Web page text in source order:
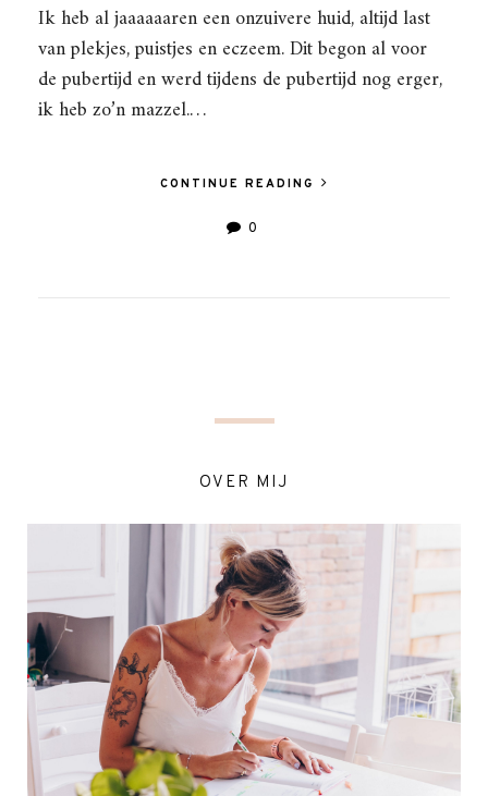
Ik heb al jaaaaaaren een onzuivere huid, altijd last
van plekjes, puistjes en eczeem. Dit begon al voor
de pubertijd en werd tijdens de pubertijd nog erger,
ik heb zo’n mazzel.…
CONTINUE READING
0
OVER MIJ